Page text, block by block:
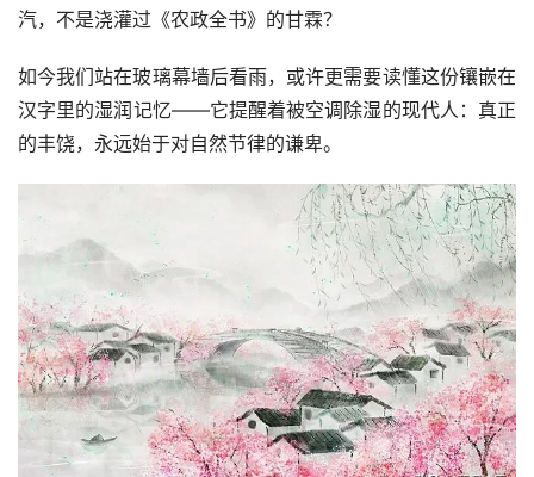
汽，不是浇灌过《农政全书》的甘霖？
如今我们站在玻璃幕墙后看雨，或许更需要读懂这份镶嵌在
汉字里的湿润记忆——它提醒着被空调除湿的现代人：真正
的丰饶，永远始于对自然节律的谦卑。